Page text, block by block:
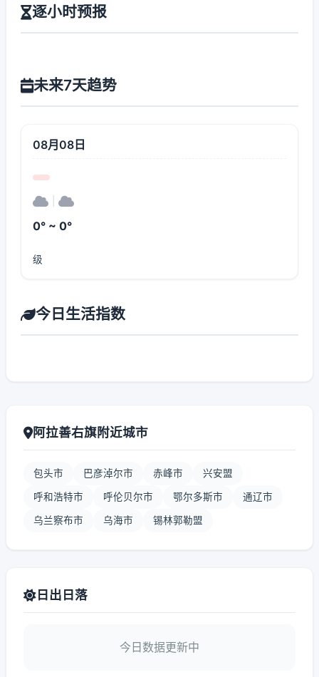
逐小时预报
未来7天趋势
08月08日
0° ~ 0°
级
今日生活指数
阿拉善右旗附近城市
包头市 巴彦淖尔市 赤峰市 兴安盟
呼和浩特市 呼伦贝尔市 鄂尔多斯市 通辽市
乌兰察布市 乌海市 锡林郭勒盟
日出日落
今日数据更新中